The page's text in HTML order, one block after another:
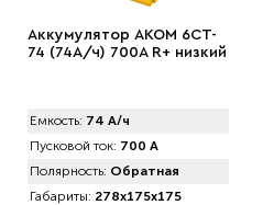
Аккумулятор AKOM 6CT-
74 (74А/ч) 700А R+ низкий
Емкость: 74 А/ч
Пусковой ток: 700 А
Полярность: Обратная
Габариты: 278x175x175